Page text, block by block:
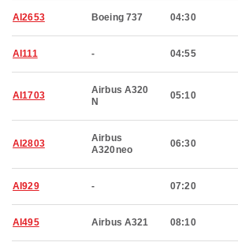
AI2653 Boeing 737 04:30
AI111 - 04:55
AI1703
Airbus A320
N
05:10
AI2803
Airbus
A320neo
06:30
AI929 - 07:20
AI495 Airbus A321 08:10